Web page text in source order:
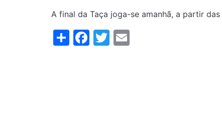
A final da Taça joga-se amanhã, a partir
ShareFacebook
Twitter